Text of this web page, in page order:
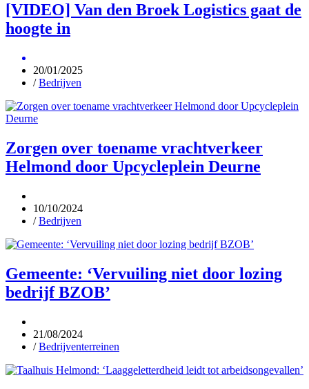
[VIDEO] Van den Broek Logistics gaat de
hoogte in
20/01/2025
/ Bedrijven
Zorgen over toename vrachtverkeer
Helmond door Upcycleplein Deurne
10/10/2024
/ Bedrijven
Gemeente: ‘Vervuiling niet door lozing
bedrijf BZOB’
21/08/2024
/ Bedrijventerreinen